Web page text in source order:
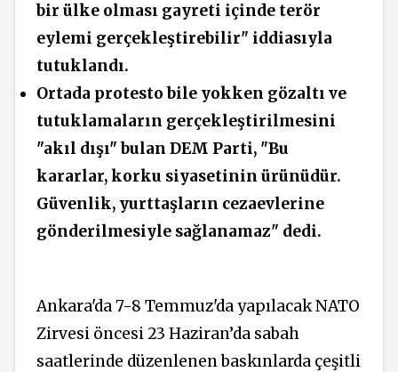
bir ülke olması gayreti içinde terör
eylemi gerçekleştirebilir" iddiasıyla
tutuklandı.
Ortada protesto bile yokken gözaltı ve
tutuklamaların gerçekleştirilmesini
"akıl dışı" bulan DEM Parti, "Bu
kararlar, korku siyasetinin ürünüdür.
Güvenlik, yurttaşların cezaevlerine
gönderilmesiyle sağlanamaz" dedi.
Ankara'da 7-8 Temmuz'da yapılacak NATO
Zirvesi öncesi 23 Haziran’da sabah
saatlerinde düzenlenen baskınlarda çeşitli